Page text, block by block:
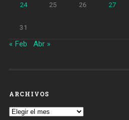
24 25 26 27
31
« Feb Abr »
ARCHIVOS
Archivos